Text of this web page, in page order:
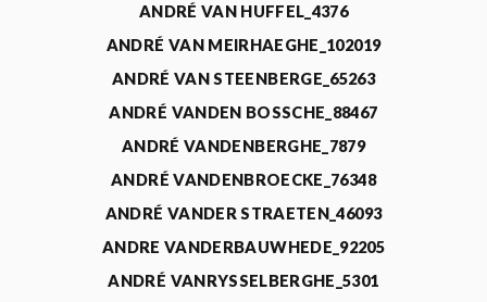
ANDRÉ VAN HUFFEL_4376
ANDRÉ VAN MEIRHAEGHE_102019
ANDRÉ VAN STEENBERGE_65263
ANDRÉ VANDEN BOSSCHE_88467
ANDRÉ VANDENBERGHE_7879
ANDRÉ VANDENBROECKE_76348
ANDRÉ VANDER STRAETEN_46093
ANDRE VANDERBAUWHEDE_92205
ANDRÉ VANRYSSELBERGHE_5301